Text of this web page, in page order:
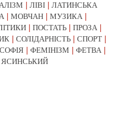
ЛІВІ
ЛАТИНСЬКА
МОВЧАН МУЗИКА
ПОСТАТЬ ПРОЗА
СОЛІДАРНІСТЬ СПОРТ
ФЕМІНІЗМ ФЕТВА
ЯСИНСЬКИЙ